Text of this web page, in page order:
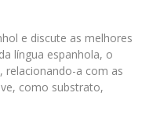
e discute as melhores
língua espanhola, o
relacionando-a com as
como substrato,